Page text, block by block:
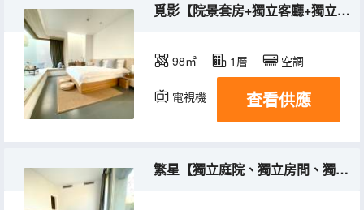
覓影【院景套房+獨立客廳+獨立院子】
98㎡ 1層 空調
電視機 查看供應
繁星【獨立庭院、獨立房間、獨立衞浴】